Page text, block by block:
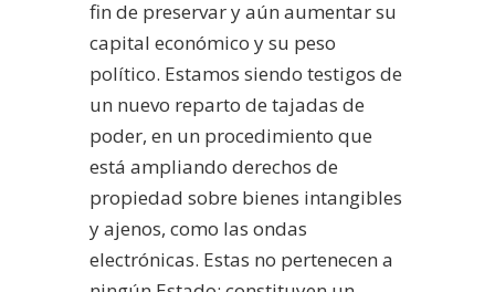
fin de preservar y aún aumentar su
capital económico y su peso
político. Estamos siendo testigos de
un nuevo reparto de tajadas de
poder, en un procedimiento que
está ampliando derechos de
propiedad sobre bienes intangibles
y ajenos, como las ondas
electrónicas. Estas no pertenecen a